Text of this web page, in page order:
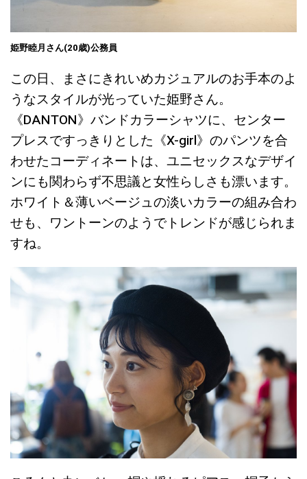
姫野睦月さん(20歳)公務員
この日、まさにきれいめカジュアルのお手本のよ
うなスタイルが光っていた姫野さん。
《DANTON》バンドカラーシャツに、センター
プレスですっきりとした《X-girl》のパンツを合
わせたコーディネートは、ユニセックスなデザイ
ンにも関わらず不思議と女性らしさも漂います。
ホワイト＆薄いベージュの淡いカラーの組み合わ
せも、ワントーンのようでトレンドが感じられま
すね。